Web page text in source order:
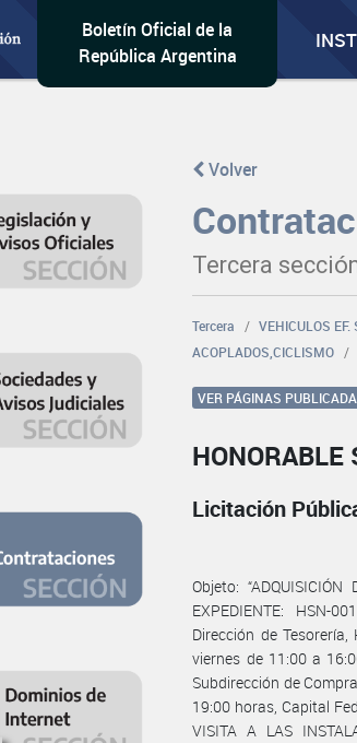
Boletín Oficial de la
República Argentina
Volver
Tercera
Tercera
VEHICULOS EF.
ACOPLADOS,CICLISMO
VER PÁGINAS
HONORABLE
Licitación
Objeto: “ADQUISICIÓN
EXPEDIENTE: HSN-
Dirección de
viernes de 11:00 a
Subdirección de
19:00 horas, Capital
VISITA A LAS